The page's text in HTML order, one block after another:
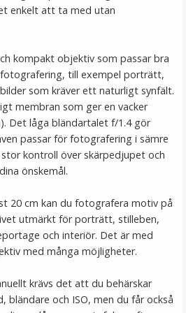
I VARUKORG
Röd
★★★★
I VARUKORG
enkelt att ta med utan
kompakt objektiv som passar bra
till exempel porträtt,
som kräver ett naturligt synfält.
membran som ger en vacker
Det låga bländartalet f/1.4 gör
passar för fotografering i sämre
kontroll över skärpedjupet och
önskemål.
20 cm kan du fotografera motiv på
utmärkt för porträtt, stilleben,
och interiör. Det är med
med många möjligheter.
krävs det att du behärskar
bländare och ISO, men du får också